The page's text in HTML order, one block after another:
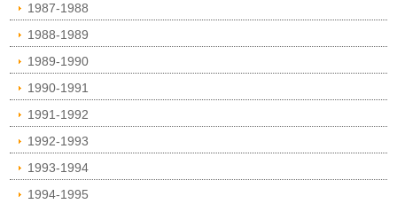
1987-1988
1988-1989
1989-1990
1990-1991
1991-1992
1992-1993
1993-1994
1994-1995